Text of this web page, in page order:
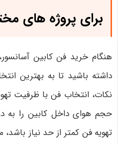
برای پروژه های
هنگام خرید فن کابین
داشته باشید تا به بهترین
نکات، انتخاب فن با ظرفیت
حجم هوای داخل کابین را به
تهویه فن کمتر از حد نیاز